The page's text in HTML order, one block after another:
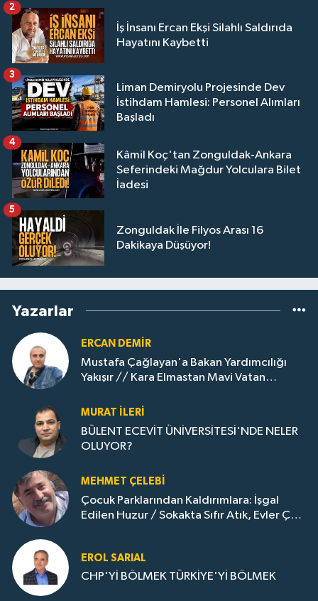
İş İnsanı Ercan Ekşi Silahlı Saldırıda
Hayatını Kaybetti
2
Liman Demiryolu Projesinde Dev
İstihdam Hamlesi: Personel Alımları
Başladı
3
Kâmil Koç'tan Zonguldak-Ankara
Seferindeki Mağdur Yolculara Bilet
İadesi
4
Zonguldak İle Filyos Arası 16
Dakikaya Düşüyor!
5
Yazarlar
ERCAN DEMIR
Mustafa Çağlayan'a Bakan Yardımcılığı
Yakışır // ​Kara Elmastan Mavi Vatan
MURAT İLERI
BÜLENT ECEVİT ÜNİVERSİTESİ'NDE NELER
OLUYOR?
MEHMET ÇELEBI
Çocuk Parklarından Kaldırımlara: İşgal
Edilen Huzur / Sokakta Sıfır Atık, Evler Çöp
EROL SARIAL
CHP'Yİ BÖLMEK TÜRKİYE'Yİ BÖLMEK